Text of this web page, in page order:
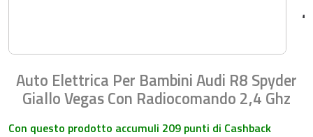
Auto Elettrica Per Bambini Audi R8 Spyder
Giallo Vegas Con Radiocomando 2,4 Ghz
Con questo prodotto accumuli 209 punti di Cashback